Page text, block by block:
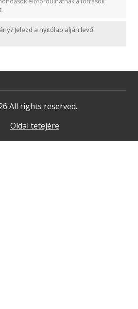
Jelezd a nyitólap alján levő
All rights reserved.
Oldal tetejére